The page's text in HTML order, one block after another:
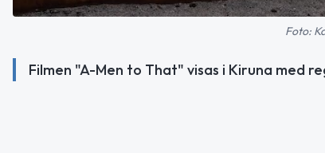
Foto:
Filmen "A-Men to That" visas i Kiruna med